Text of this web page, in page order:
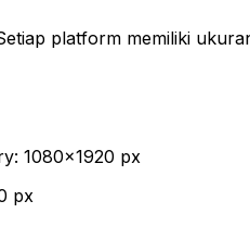
platform memiliki
1080×1920 px
px